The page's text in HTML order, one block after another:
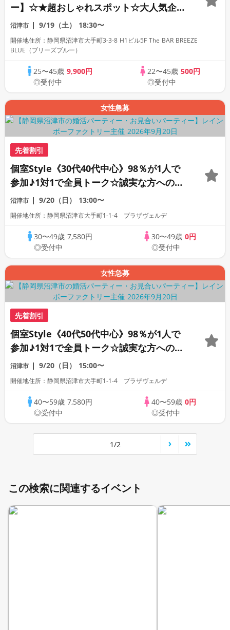
ー】☆★超おしゃれスポット☆大人気企画
☆★～お酒と会話がつなぐ、初夏の出会い
～
沼津市 9/19（土） 18:30〜
開催地住所：静岡県沼津市大手町3-3-8 H1ビル5F The BAR BREEZE
BLUE（ブリーズブルー）
25〜45歳9,900円
◎受付中
22〜45歳 500円
◎受付中
女性急募
先着割引
個室Style《30代40代中心》98％が1人で
参加♪1対1で全員トーク☆誠実な方への婚
活パーティー
沼津市 9/20（日） 13:00〜
開催地住所：静岡県沼津市大手町1-1-4 プラザヴェルデ
30〜49歳 7,580円
◎受付中
30〜49歳 0円
◎受付中
女性急募
先着割引
個室Style《40代50代中心》98％が1人で
参加♪1対1で全員トーク☆誠実な方への婚
活パーティー
沼津市 9/20（日） 15:00〜
開催地住所：静岡県沼津市大手町1-1-4 プラザヴェルデ
40〜59歳 7,580円
◎受付中
40〜59歳 0円
◎受付中
1/2
この検索に関連するイベント